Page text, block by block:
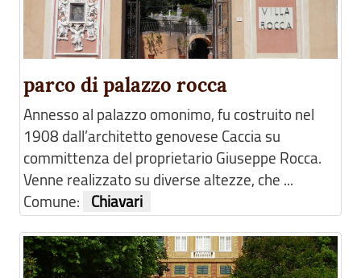
parco di palazzo rocca
Annesso al palazzo omonimo, fu costruito nel
1908 dall’architetto genovese Caccia su
committenza del proprietario Giuseppe Rocca.
Venne realizzato su diverse altezze, che ...
Comune:
Chiavari